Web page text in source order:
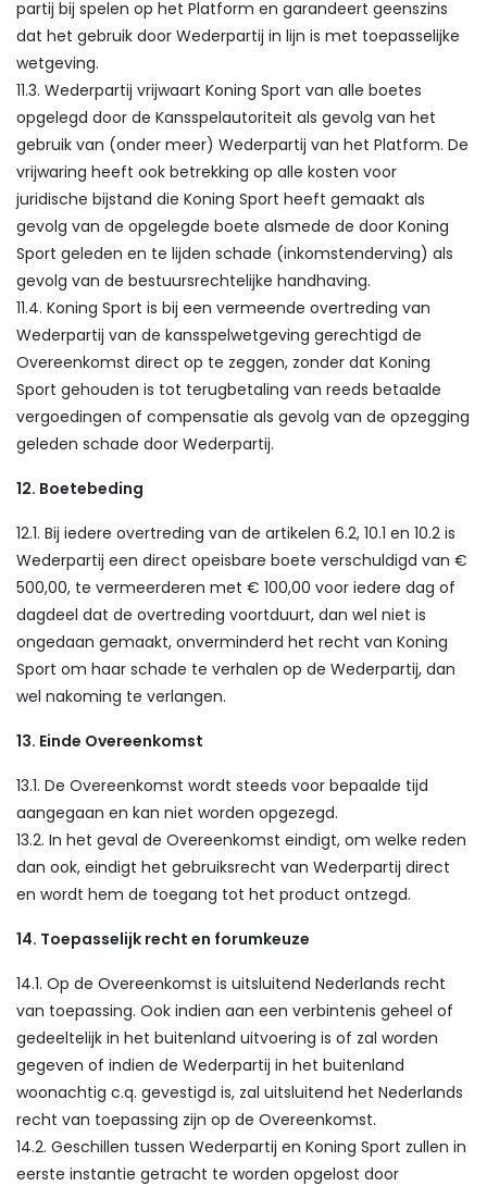
partij bij spelen op het Platform en garandeert geenszins
dat het gebruik door Wederpartij in lijn is met toepasselijke
wetgeving.
11.3. Wederpartij vrijwaart Koning Sport van alle boetes
opgelegd door de Kansspelautoriteit als gevolg van het
gebruik van (onder meer) Wederpartij van het Platform. De
vrijwaring heeft ook betrekking op alle kosten voor
juridische bijstand die Koning Sport heeft gemaakt als
gevolg van de opgelegde boete alsmede de door Koning
Sport geleden en te lijden schade (inkomstenderving) als
gevolg van de bestuursrechtelijke handhaving.
11.4. Koning Sport is bij een vermeende overtreding van
Wederpartij van de kansspelwetgeving gerechtigd de
Overeenkomst direct op te zeggen, zonder dat Koning
Sport gehouden is tot terugbetaling van reeds betaalde
vergoedingen of compensatie als gevolg van de opzegging
geleden schade door Wederpartij.
12. Boetebeding
12.1. Bij iedere overtreding van de artikelen 6.2, 10.1 en 10.2 is
Wederpartij een direct opeisbare boete verschuldigd van €
500,00, te vermeerderen met € 100,00 voor iedere dag of
dagdeel dat de overtreding voortduurt, dan wel niet is
ongedaan gemaakt, onverminderd het recht van Koning
Sport om haar schade te verhalen op de Wederpartij, dan
wel nakoming te verlangen.
13. Einde Overeenkomst
13.1. De Overeenkomst wordt steeds voor bepaalde tijd
aangegaan en kan niet worden opgezegd.
13.2. In het geval de Overeenkomst eindigt, om welke reden
dan ook, eindigt het gebruiksrecht van Wederpartij direct
en wordt hem de toegang tot het product ontzegd.
14. Toepasselijk recht en forumkeuze
14.1. Op de Overeenkomst is uitsluitend Nederlands recht
van toepassing. Ook indien aan een verbintenis geheel of
gedeeltelijk in het buitenland uitvoering is of zal worden
gegeven of indien de Wederpartij in het buitenland
woonachtig c.q. gevestigd is, zal uitsluitend het Nederlands
recht van toepassing zijn op de Overeenkomst.
14.2. Geschillen tussen Wederpartij en Koning Sport zullen in
eerste instantie getracht te worden opgelost door